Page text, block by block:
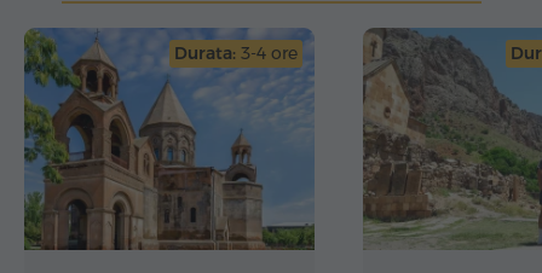
Durata: 3-4 ore